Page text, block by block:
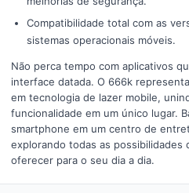
Compatibilidade total com as
sistemas operacionais móveis.
Não perca tempo com aplicativos
interface datada. O 666k
em tecnologia de lazer mobile,
funcionalidade em um único lugar.
smartphone em um centro de
explorando todas as possibilidades
oferecer para o seu dia a dia.